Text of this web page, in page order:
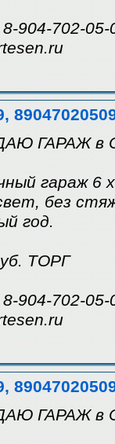
904-702-05-
ГАРАЖ в
гараж 6
без
год.
ТОРГ
904-702-05-
ГАРАЖ в